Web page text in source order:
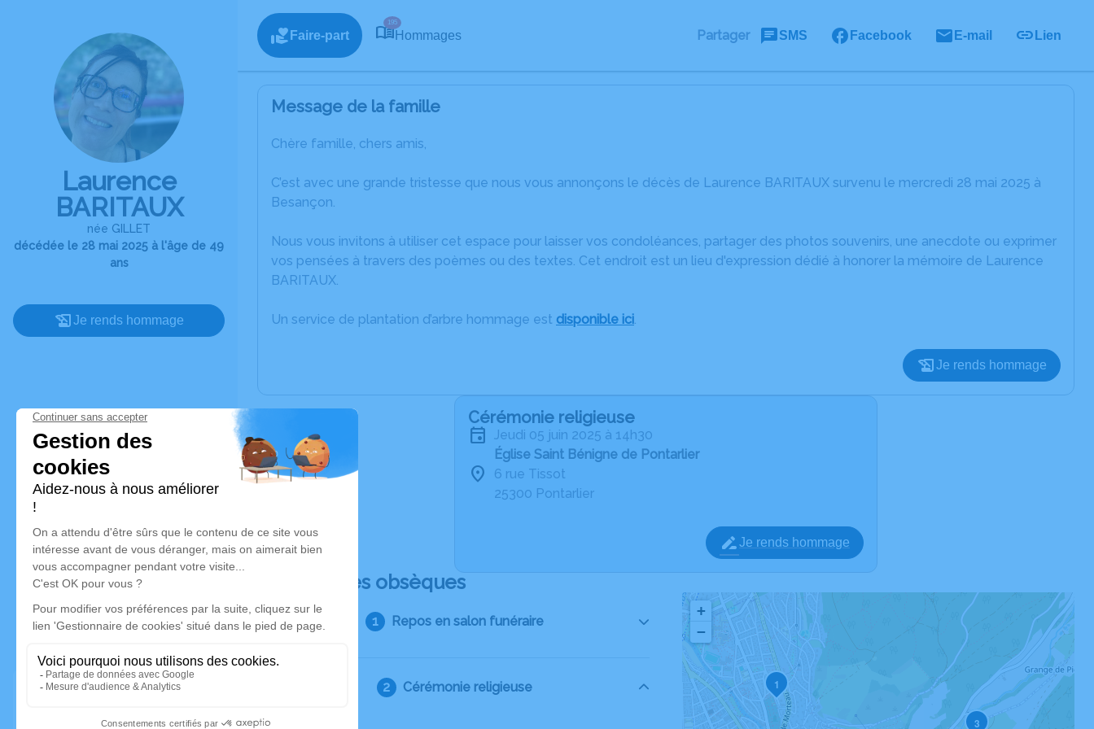
Laurence
BARITAUX
née GILLET
décédée le 28 mai 2025 à l'âge de 49
ans
Je rends hommage
Faire-part
195
Hommages Partager SMS Facebook E-mail Lien
Message de la famille
Chère famille, chers amis,
C’est avec une grande tristesse que nous vous annonçons le décès de Laurence BARITAUX survenu le mercredi 28 mai 2025 à
Besançon.
Nous vous invitons à utiliser cet espace pour laisser vos condoléances, partager des photos souvenirs, une anecdote ou exprimer
vos pensées à travers des poèmes ou des textes. Cet endroit est un lieu d'expression dédié à honorer la mémoire de Laurence
BARITAUX.
Un service de plantation d’arbre hommage est disponible ici.
Je rends hommage
Cérémonie religieuse
jeudi 05 juin 2025 à 14h30
Église Saint Bénigne de Pontarlier
6 rue Tissot
25300 Pontarlier
Je rends hommage
Déroulé des obsèques
Repos en salon funéraire
Cérémonie religieuse 1
3
+
−